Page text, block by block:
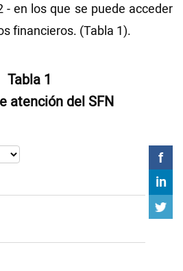
- en los que se puede acceder
financieros. (Tabla 1).
Tabla 1
atención del SFN